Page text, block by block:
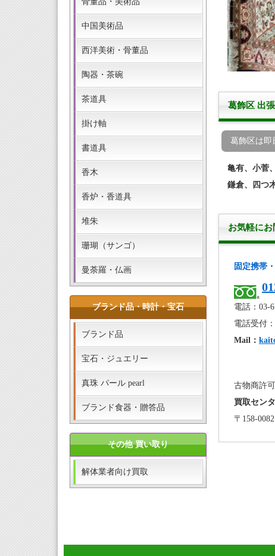
葛飾区 出
葛飾区は即
亀有、小菅
鎌倉、四つ
お気軽にお
固定携帯
電話：03-
電話受付
Mail：
古物商許
買取セン
〒158-
中国美術品
西洋美術・骨董品
陶器・茶碗
茶道具
掛け軸
書道具
香木
香炉・香道具
堆朱
珊瑚（サンゴ）
曼荼羅・仏画
ブランド品・時計・宝石
ブランド品
宝石・ジュエリー
真珠 パール pearl
ブランド食器・贈答品
その他 買い取り
解体業者向け買取